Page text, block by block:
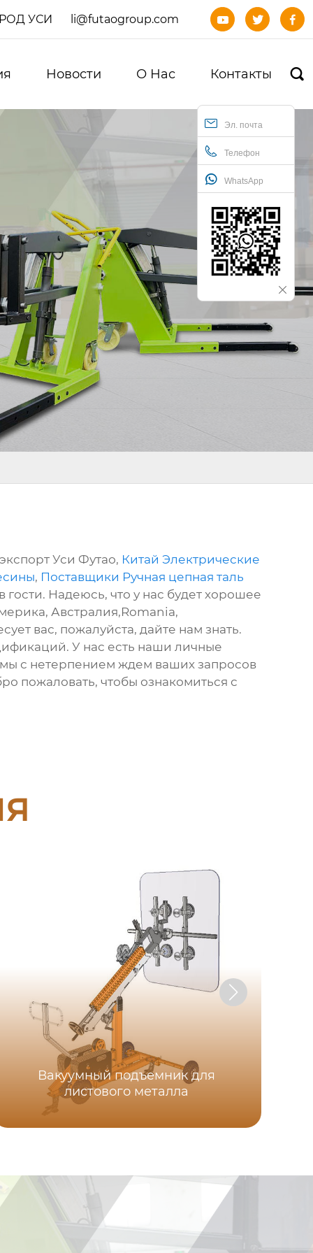
УСИ li@futaogroup.com   
Новости О Нас Контакты 
Эл. почта
Телефон
WhatsApp
Уси Футао, Китай Электрические
, Поставщики Ручная цепная таль
Надеюсь, что у нас будет хорошее
Австралия,Romania,
вас, пожалуйста, дайте нам знать.
У нас есть наши личные
с нетерпением ждем ваших запросов
пожаловать, чтобы ознакомиться с
Вакуумный подъемник для
листового металла